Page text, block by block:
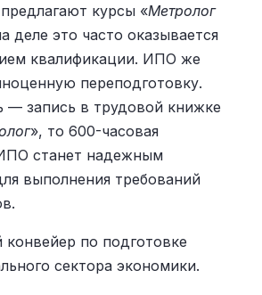
курсы «Метролог
деле это часто оказывается
квалификации. ИПО же
переподготовку.
— запись в трудовой книжке
», то 600-часовая
станет надежным
выполнения требований
по подготовке
сектора экономики.